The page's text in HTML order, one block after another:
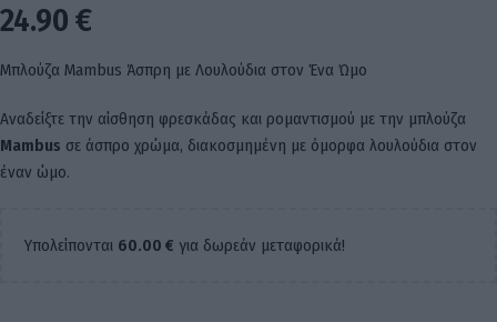
24.90 €
Μπλούζα Mambus Άσπρη με Λουλούδια στον Ένα Ώμο
Αναδείξτε την αίσθηση φρεσκάδας και ρομαντισμού με την μπλούζα
Mambus σε άσπρο χρώμα, διακοσμημένη με όμορφα λουλούδια στον
έναν ώμο.
Υπολείπονται 60.00 € για δωρεάν μεταφορικά!